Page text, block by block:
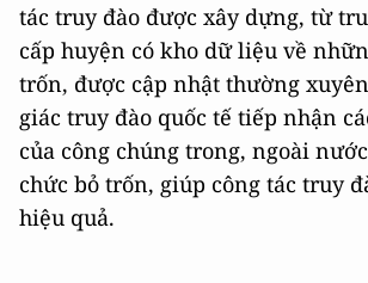
tác truy đào được xây dựng, từ
cấp huyện có kho dữ liệu về
trốn, được cập nhật thường
giác truy đào quốc tế tiếp nhận
của công chúng trong, ngoài
chức bỏ trốn, giúp công tác truy
hiệu quả.